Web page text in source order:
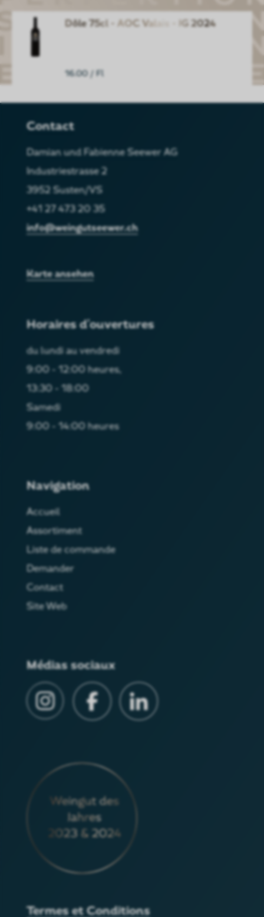
Dôle 75cl - AOC Valais - JG 2024
16.00/ Fl
Contact
Damian und Fabienne Seewer AG
Industriestrasse 2
3952 Susten/VS
+41 27 473 20 35
info@weingutseewer.ch
Karte ansehen
Horaires d'ouvertures
du lundi au vendredi
9:00 - 12:00 heures,
13:30 - 18:00
Samedi
9:00 - 14:00 heures
Navigation
Accueil
Assortiment
Liste de commande
Demander
Contact
Site Web
Médias sociaux
Termes et Conditions